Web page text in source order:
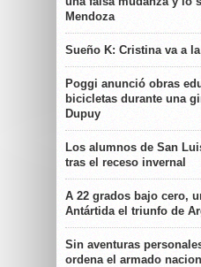
Mendoza
Sueño K: Cristina va a
Poggi anunció obras
bicicletas durante una
Dupuy
Los alumnos de San
tras el receso invernal
A 22 grados bajo cero,
Antártida el triunfo de
Sin aventuras
ordena el armado